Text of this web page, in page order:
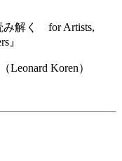
み解く for Artists,
』
Koren）